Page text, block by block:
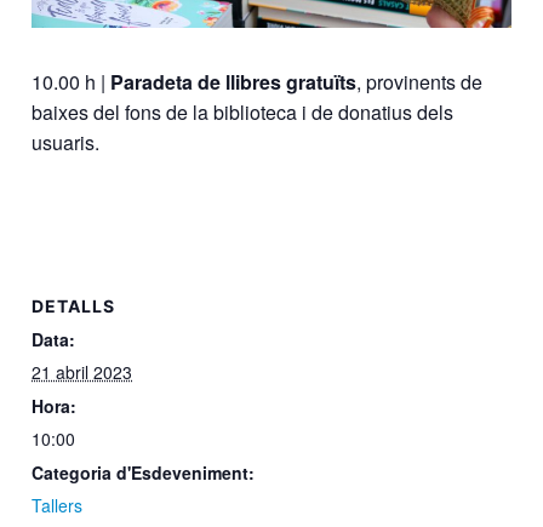
10.00 h | Paradeta de llibres gratuïts, provinents de
baixes del fons de la biblioteca i de donatius dels
usuaris.
DETALLS
Data:
21 abril 2023
Hora:
10:00
Categoria d'Esdeveniment:
Tallers